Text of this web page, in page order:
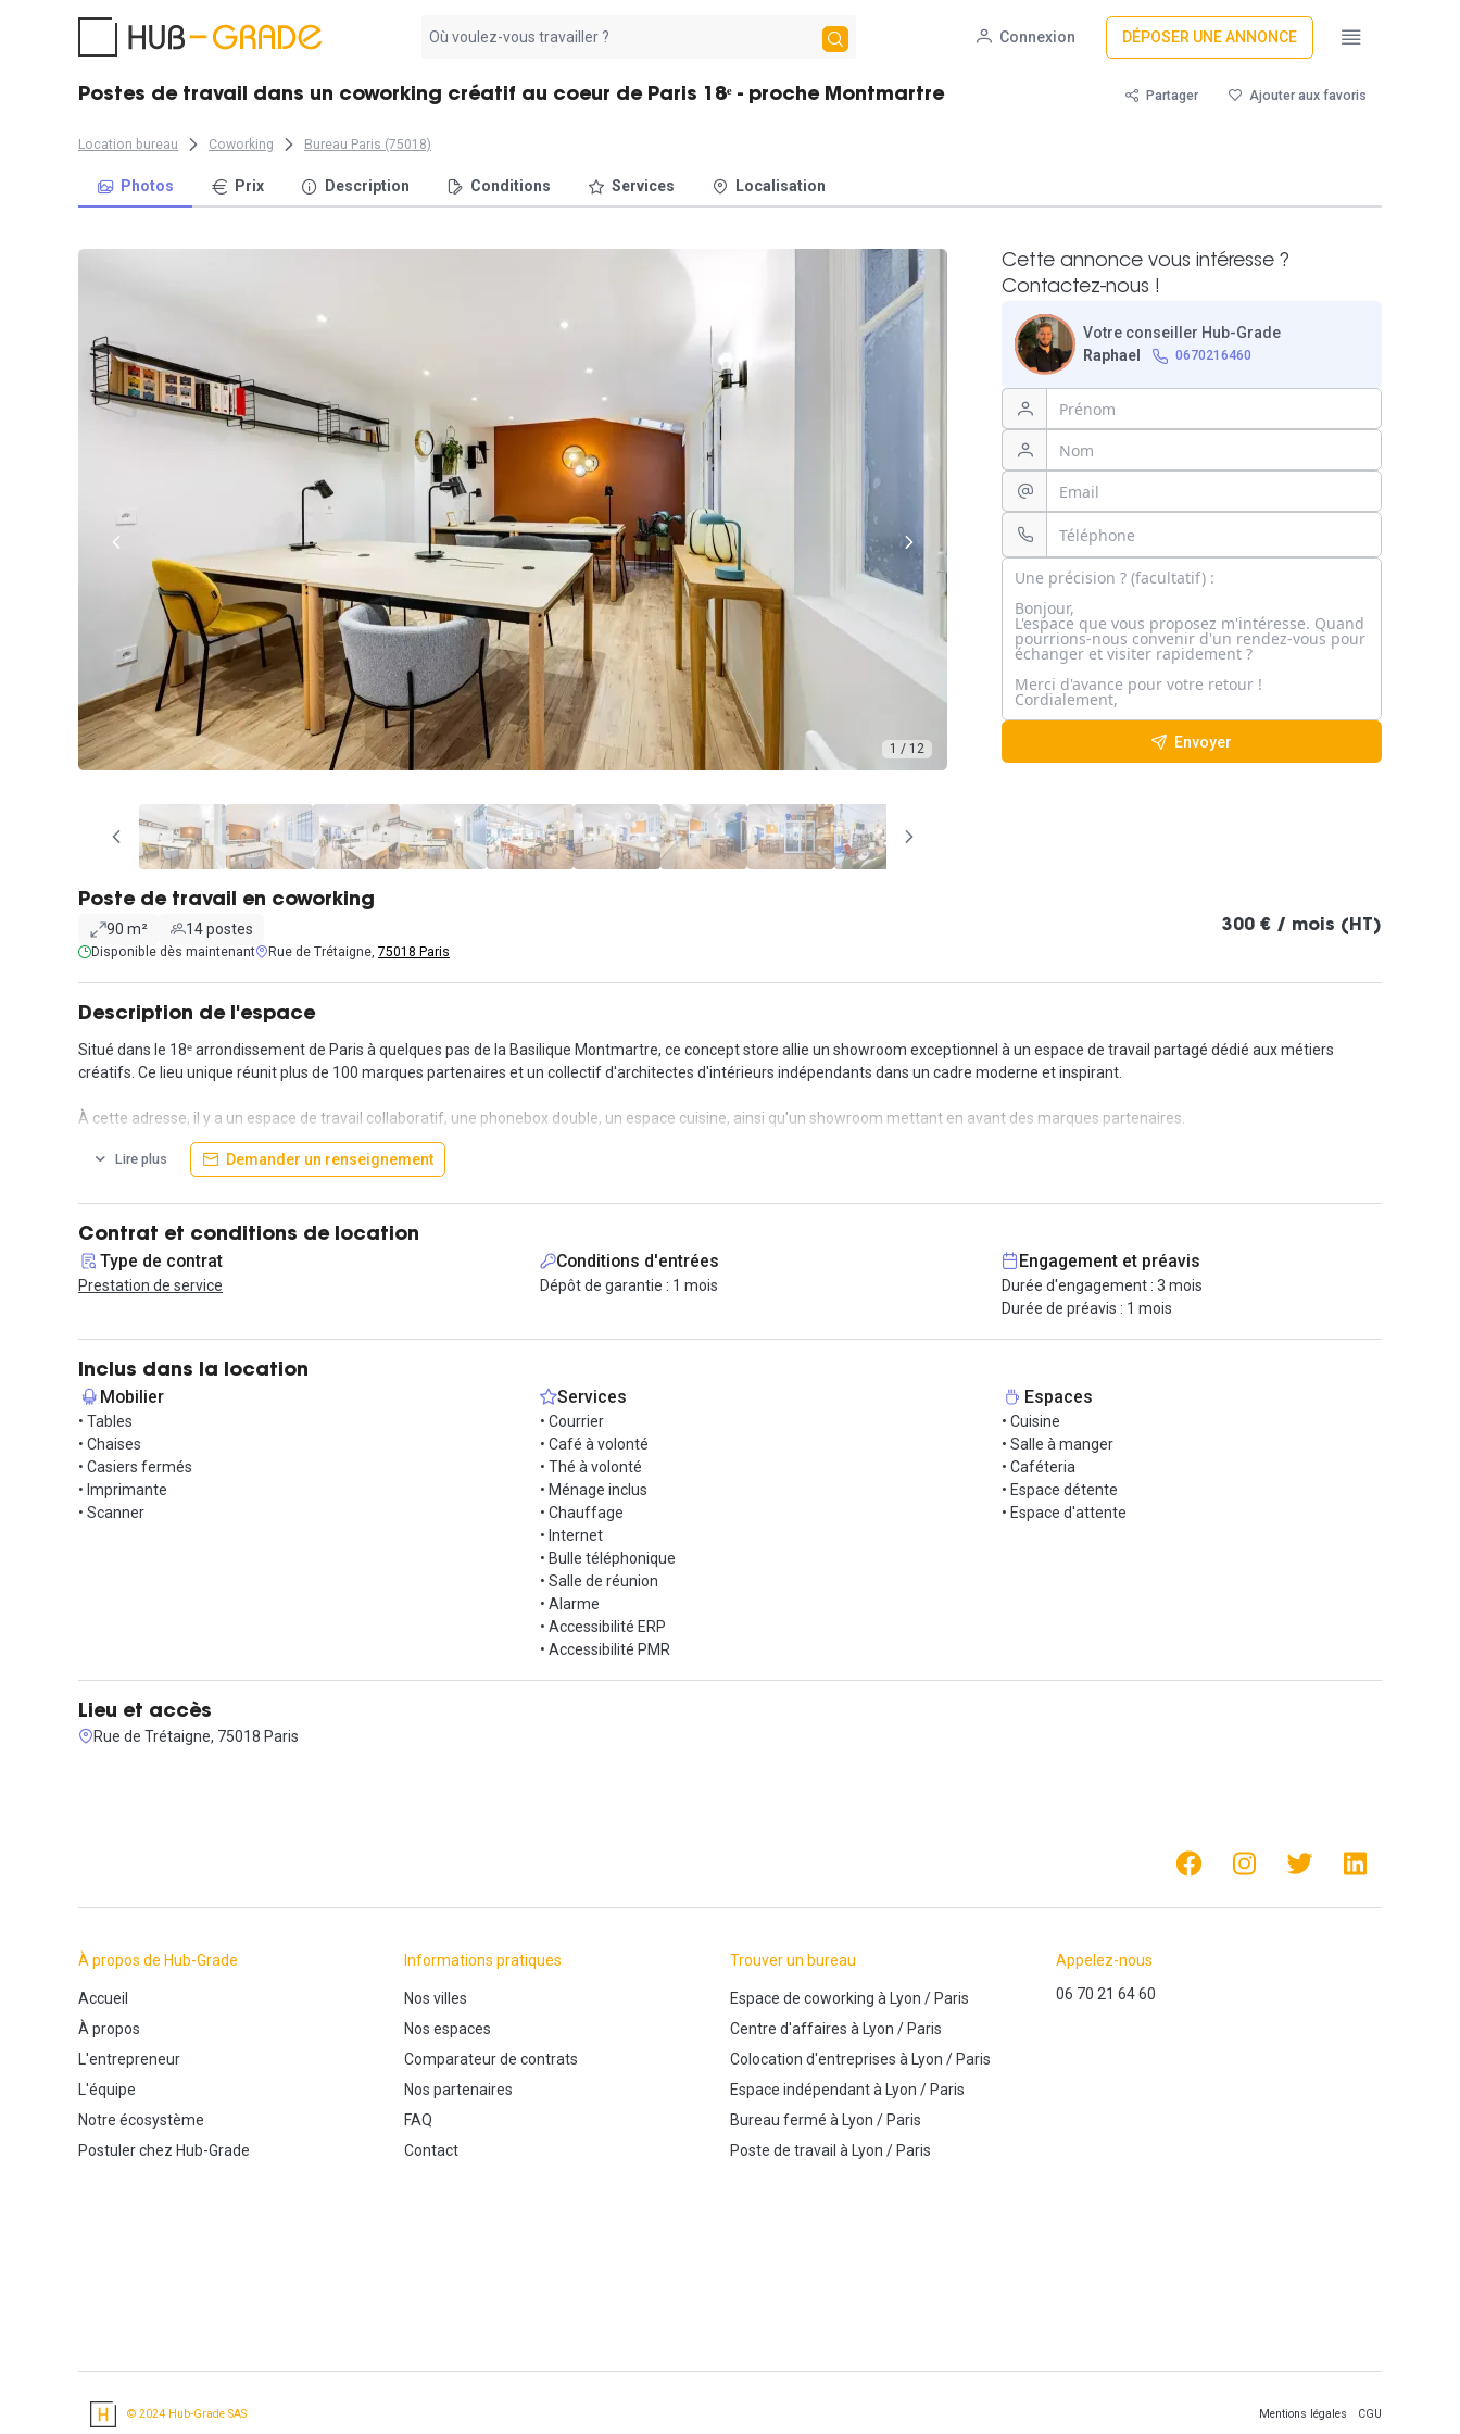
résultat
Connexion DÉPOSER UNE ANNONCE
Postes de travail dans un coworking créatif au coeur de Paris 18ᵉ - proche Montmartre Partager Ajouter aux favoris
Location bureau Coworking Bureau Paris (75018)
Photos Prix Description Conditions Services Localisation
1 / 12
Cette annonce vous intéresse ?
Contactez-nous !
Votre conseiller Hub-Grade
Raphael
0670216460
Envoyer
Poste de travail en coworking
90 m² 14 postes
Disponible dès maintenant Rue de Trétaigne, 75018 Paris
300 € / mois (HT)
Description de l'espace
Situé dans le 18ᵉ arrondissement de Paris à quelques pas de la Basilique Montmartre, ce concept store allie un showroom exceptionnel à un espace de travail partagé dédié aux métiers
créatifs. Ce lieu unique réunit plus de 100 marques partenaires et un collectif d'architectes d'intérieurs indépendants dans un cadre moderne et inspirant.
À cette adresse, il y a un espace de travail collaboratif, une phonebox double, un espace cuisine, ainsi qu'un showroom mettant en avant des marques partenaires.
L’aménagement intérieur est soigné, avec un accès à des équipements de qualité. Cet espace est conçu pour favoriser la découverte de talents et la collaboration autour de projets
Ce lieu est disponible pour des professionnels à la recherche d’un cadre stimulant et collaboratif.
Vous bénéficierez d'un emplacement central avec de nombreux commerces, restaurants et boutiques à proximité. Il est également bien desservi par les transports en commun, avec la
Lire plus Demander un renseignement
Contrat et conditions de location
Type de contrat
Prestation de service
Conditions d'entrées
Dépôt de garantie : 1 mois
Engagement et préavis
Durée d'engagement : 3 mois
Durée de préavis : 1 mois
Inclus dans la location
Mobilier
• Tables
• Chaises
• Casiers fermés
• Imprimante
• Scanner
Services
• Courrier
• Café à volonté
• Thé à volonté
• Ménage inclus
• Chauffage
• Internet
• Bulle téléphonique
• Salle de réunion
• Alarme
• Accessibilité ERP
• Accessibilité PMR
Espaces
• Cuisine
• Salle à manger
• Caféteria
• Espace détente
• Espace d'attente
Lieu et accès
Rue de Trétaigne, 75018 Paris
À propos de Hub-Grade
Accueil
À propos
L'entrepreneur
L'équipe
Notre écosystème
Postuler chez Hub-Grade
Informations pratiques
Nos villes
Nos espaces
Comparateur de contrats
Nos partenaires
FAQ
Contact
Trouver un bureau
Espace de coworking à Lyon /Paris
Centre d'affaires à Lyon /Paris
Colocation d'entreprises à Lyon /Paris
Espace indépendantà Lyon /Paris
Bureau fermé à Lyon /Paris
Poste de travail à Lyon /Paris
Appelez-nous
06 70 21 64 60
© 2024 Hub-Grade SAS Mentions légales CGU